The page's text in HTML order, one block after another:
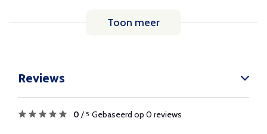
Toon meer
Reviews
0 / 5 Gebaseerd op 0 reviews